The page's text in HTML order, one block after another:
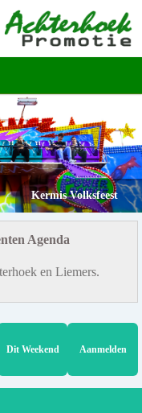
Kermis Volksfeest
Agenda
en Liemers.
Dit Weekend Aanmelden